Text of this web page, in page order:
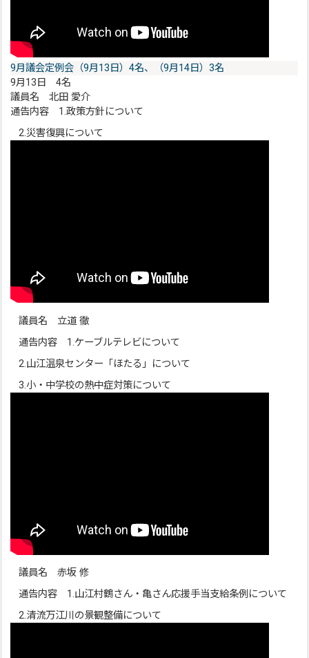
9月議会定例会（9月13日）4名、（9月14日）3名
9月13日 4名
議員名 北田 愛介
通告内容 1.政策方針について
2.災害復興について
議員名 立道 徹
通告内容 1.ケーブルテレビについて
2.山江温泉センター「ほたる」について
3.小・中学校の熱中症対策について
議員名 赤坂 修
通告内容 1.山江村鶴さん・亀さん応援手当支給条例について
2.清流万江川の景観整備について